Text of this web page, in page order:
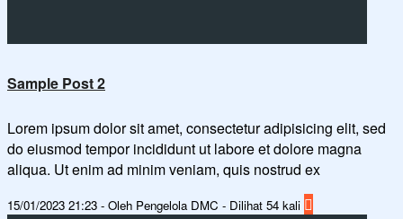
Sample Post 2
Lorem ipsum dolor sit amet, consectetur adipisicing elit, sed
do eiusmod tempor incididunt ut labore et dolore magna
aliqua. Ut enim ad minim veniam, quis nostrud ex
15/01/2023 21:23 - Oleh Pengelola DMC - Dilihat 54 kali